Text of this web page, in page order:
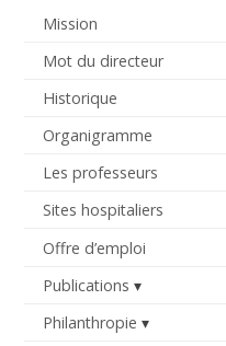
Mission
Mot du directeur
Historique
Organigramme
Les professeurs
Sites hospitaliers
Offre d’emploi
Publications
Philanthropie